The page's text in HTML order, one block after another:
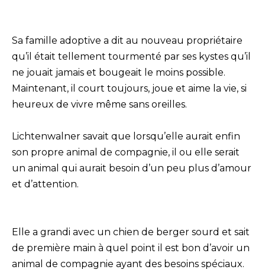
Sa famille adoptive a dit au nouveau propriétaire
qu’il était tellement tourmenté par ses kystes qu’il
ne jouait jamais et bougeait le moins possible.
Maintenant, il court toujours, joue et aime la vie, si
heureux de vivre même sans oreilles.
Lichtenwalner savait que lorsqu’elle aurait enfin
son propre animal de compagnie, il ou elle serait
un animal qui aurait besoin d’un peu plus d’amour
et d’attention.
Elle a grandi avec un chien de berger sourd et sait
de première main à quel point il est bon d’avoir un
animal de compagnie ayant des besoins spéciaux.